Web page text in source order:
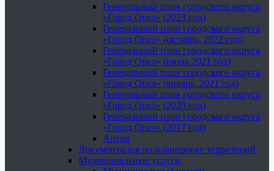
Генеральный план городского округа
«Город Орел» (2023 год)
Генеральный план городского округа
«Город Орел» (октябрь, 2022 год)
Генеральный план городского округа
«Город Орел» (июнь 2021 год)
Генеральный план городского округа
«Город Орел» (январь, 2021 год)
Генеральный план городского округа
«Город Орел» (2020 год)
Генеральный план городского округа
«Город Орел» (2017 год)
Архив
Документация по планировке территорий
Муниципальные услуги